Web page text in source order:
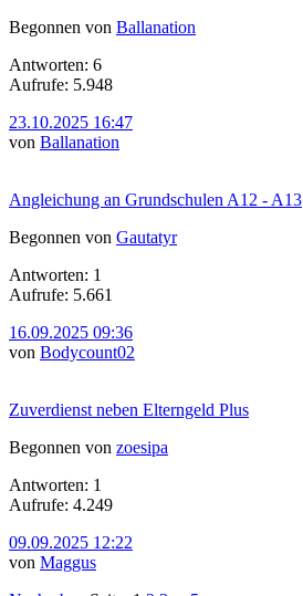
Begonnen von Ballanation
Antworten: 6
Aufrufe: 5.948
23.10.2025 16:47
von Ballanation
Angleichung an Grundschulen A12 - A13
Begonnen von Gautatyr
Antworten: 1
Aufrufe: 5.661
16.09.2025 09:36
von Bodycount02
Zuverdienst neben Elterngeld Plus
Begonnen von zoesipa
Antworten: 1
Aufrufe: 4.249
09.09.2025 12:22
von Maggus